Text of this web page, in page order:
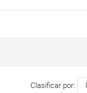
Clasificar por